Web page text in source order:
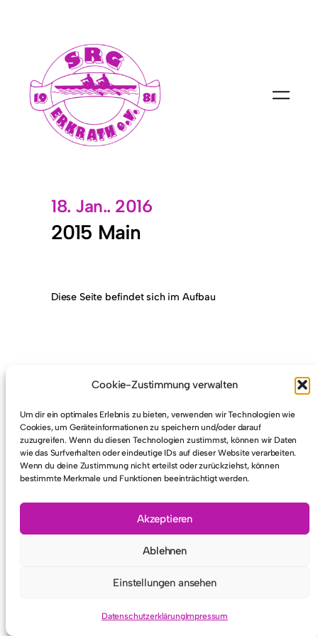
Cookie-Zustimmung verwalten
Um dir ein optimales Erlebnis zu bieten, verwenden wir Technologien wie
Cookies, um Geräteinformationen zu speichern und/oder darauf
zuzugreifen. Wenn du diesen Technologien zustimmst, können wir Daten
wie das Surfverhalten oder eindeutige IDs auf dieser Website verarbeiten.
Wenn du deine Zustimmung nicht erteilst oder zurückziehst, können
bestimmte Merkmale und Funktionen beeinträchtigt werden.
Akzeptieren
Ablehnen
Einstellungen ansehen
DatenschutzerklärungImpressum
18. Jan.. 2016
2015 Main
Diese Seite befindet sich im Aufbau